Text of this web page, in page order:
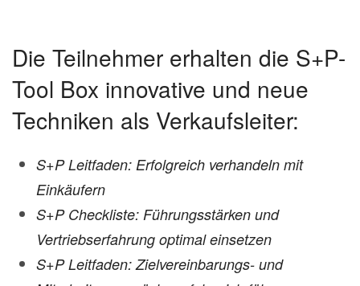
Die Teilnehmer erhalten die S+P-
Tool Box innovative und neue
Techniken als Verkaufsleiter:
S+P Leitfaden: Erfolgreich verhandeln mit
Einkäufern
S+P Checkliste: Führungsstärken und
Vertriebserfahrung optimal einsetzen
S+P Leitfaden: Zielvereinbarungs- und